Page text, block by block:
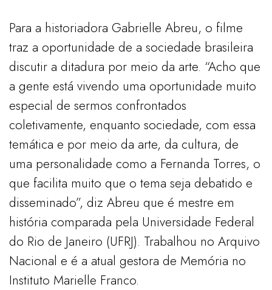
Para a historiadora Gabrielle Abreu, o filme
traz a oportunidade de a sociedade brasileira
discutir a ditadura por meio da arte. “Acho que
a gente está vivendo uma oportunidade muito
especial de sermos confrontados
coletivamente, enquanto sociedade, com essa
temática e por meio da arte, da cultura, de
uma personalidade como a Fernanda Torres, o
que facilita muito que o tema seja debatido e
disseminado”, diz Abreu que é mestre em
história comparada pela Universidade Federal
do Rio de Janeiro (UFRJ). Trabalhou no Arquivo
Nacional e é a atual gestora de Memória no
Instituto Marielle Franco.